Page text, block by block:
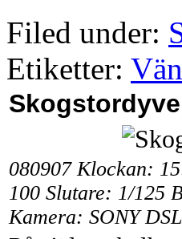
Filed under:
Etiketter:
080907 Klockan:
100 Slutare: 1/125
Kamera: SONY